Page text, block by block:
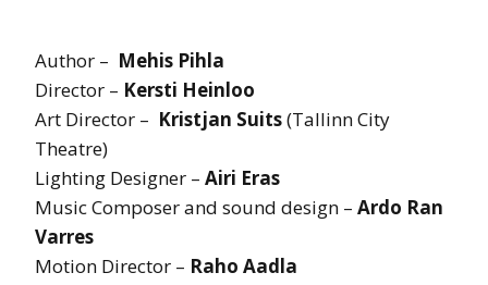
Author – Mehis Pihla
Director – Kersti Heinloo
Art Director – Kristjan Suits(Tallinn City
Theatre)
Lighting Designer – Airi Eras
Music Composer and sound design – Ardo Ran
Varres
Motion Director – Raho Aadla